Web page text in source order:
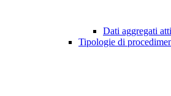
Dati aggregati
Tipologie di